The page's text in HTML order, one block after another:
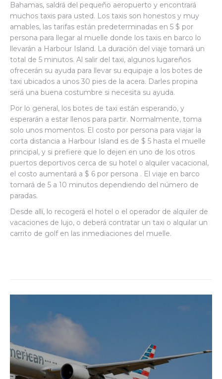
Bahamas, saldrá del pequeño aeropuerto y encontrará
muchos taxis para usted. Los taxis son honestos y muy
amables, las tarifas están predeterminadas en 5 $ por
persona para llegar al muelle donde los taxis en barco lo
llevarán a Harbour Island. La duración del viaje tomará un
total de 5 minutos. Al salir del taxi, algunos lugareños
ofrecerán su ayuda para llevar su equipaje a los botes de
taxi ubicados a unos 30 pies de la acera. Darles propina
será una buena costumbre si necesita su ayuda.
Por lo general, los botes de taxi están esperando, y
esperarán a estar llenos para partir. Normalmente, toma
solo unos momentos. El costo por persona para viajar la
corta distancia a Harbour Island es de $ 5 hasta el muelle
principal, y si prefiere que lo dejen en uno de los otros
puertos deportivos cerca de su hotel o alquiler vacacional,
el costo aumentará a $ 6 por persona . El viaje en barco
tomará de 5 a 10 minutos dependiendo del número de
paradas.
Desde allí, lo recogerá el hotel o el operador de alquiler de
vacaciones de lujo, o deberá contratar un taxi o alquilar un
carrito de golf en las inmediaciones del muelle.